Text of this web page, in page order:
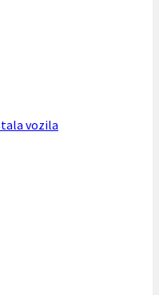
vozila